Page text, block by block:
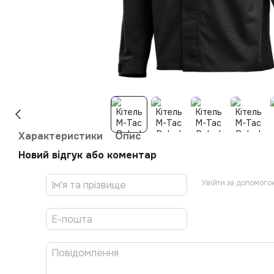
Характеристики
Опис
Новий відгук або коментар
Увійти за